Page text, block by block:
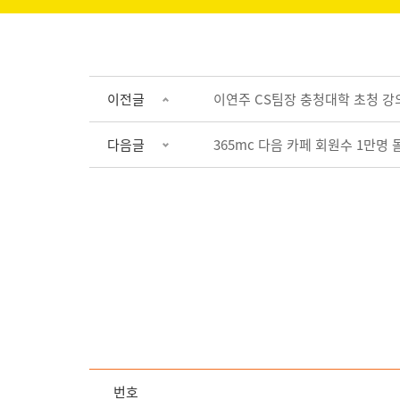
이전글 이연주 CS팀장 충청대학 초청 강
다음글 365mc 다음 카페 회원수 1만명
번호